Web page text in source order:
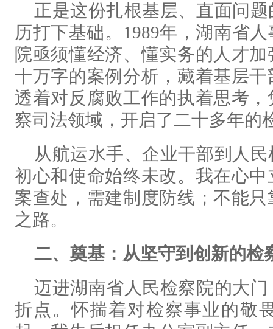
正是这份扎根基层、直面问
历打下基础。1989年，湖南省
院亟须懂经济、懂实务的人才
十万字的案例分析，藏着基层
透着对反腐败工作的执着思考
察司法领域，开启了二十多年的
从航运水手、企业干部到人
初心和使命始终未改。我在心
案查处，需建制度防线；不能
之路。
二、奠基： 从坚守到创新的检
迈进湖南省人民检察院的大
折点。怀揣着对检察事业的敬